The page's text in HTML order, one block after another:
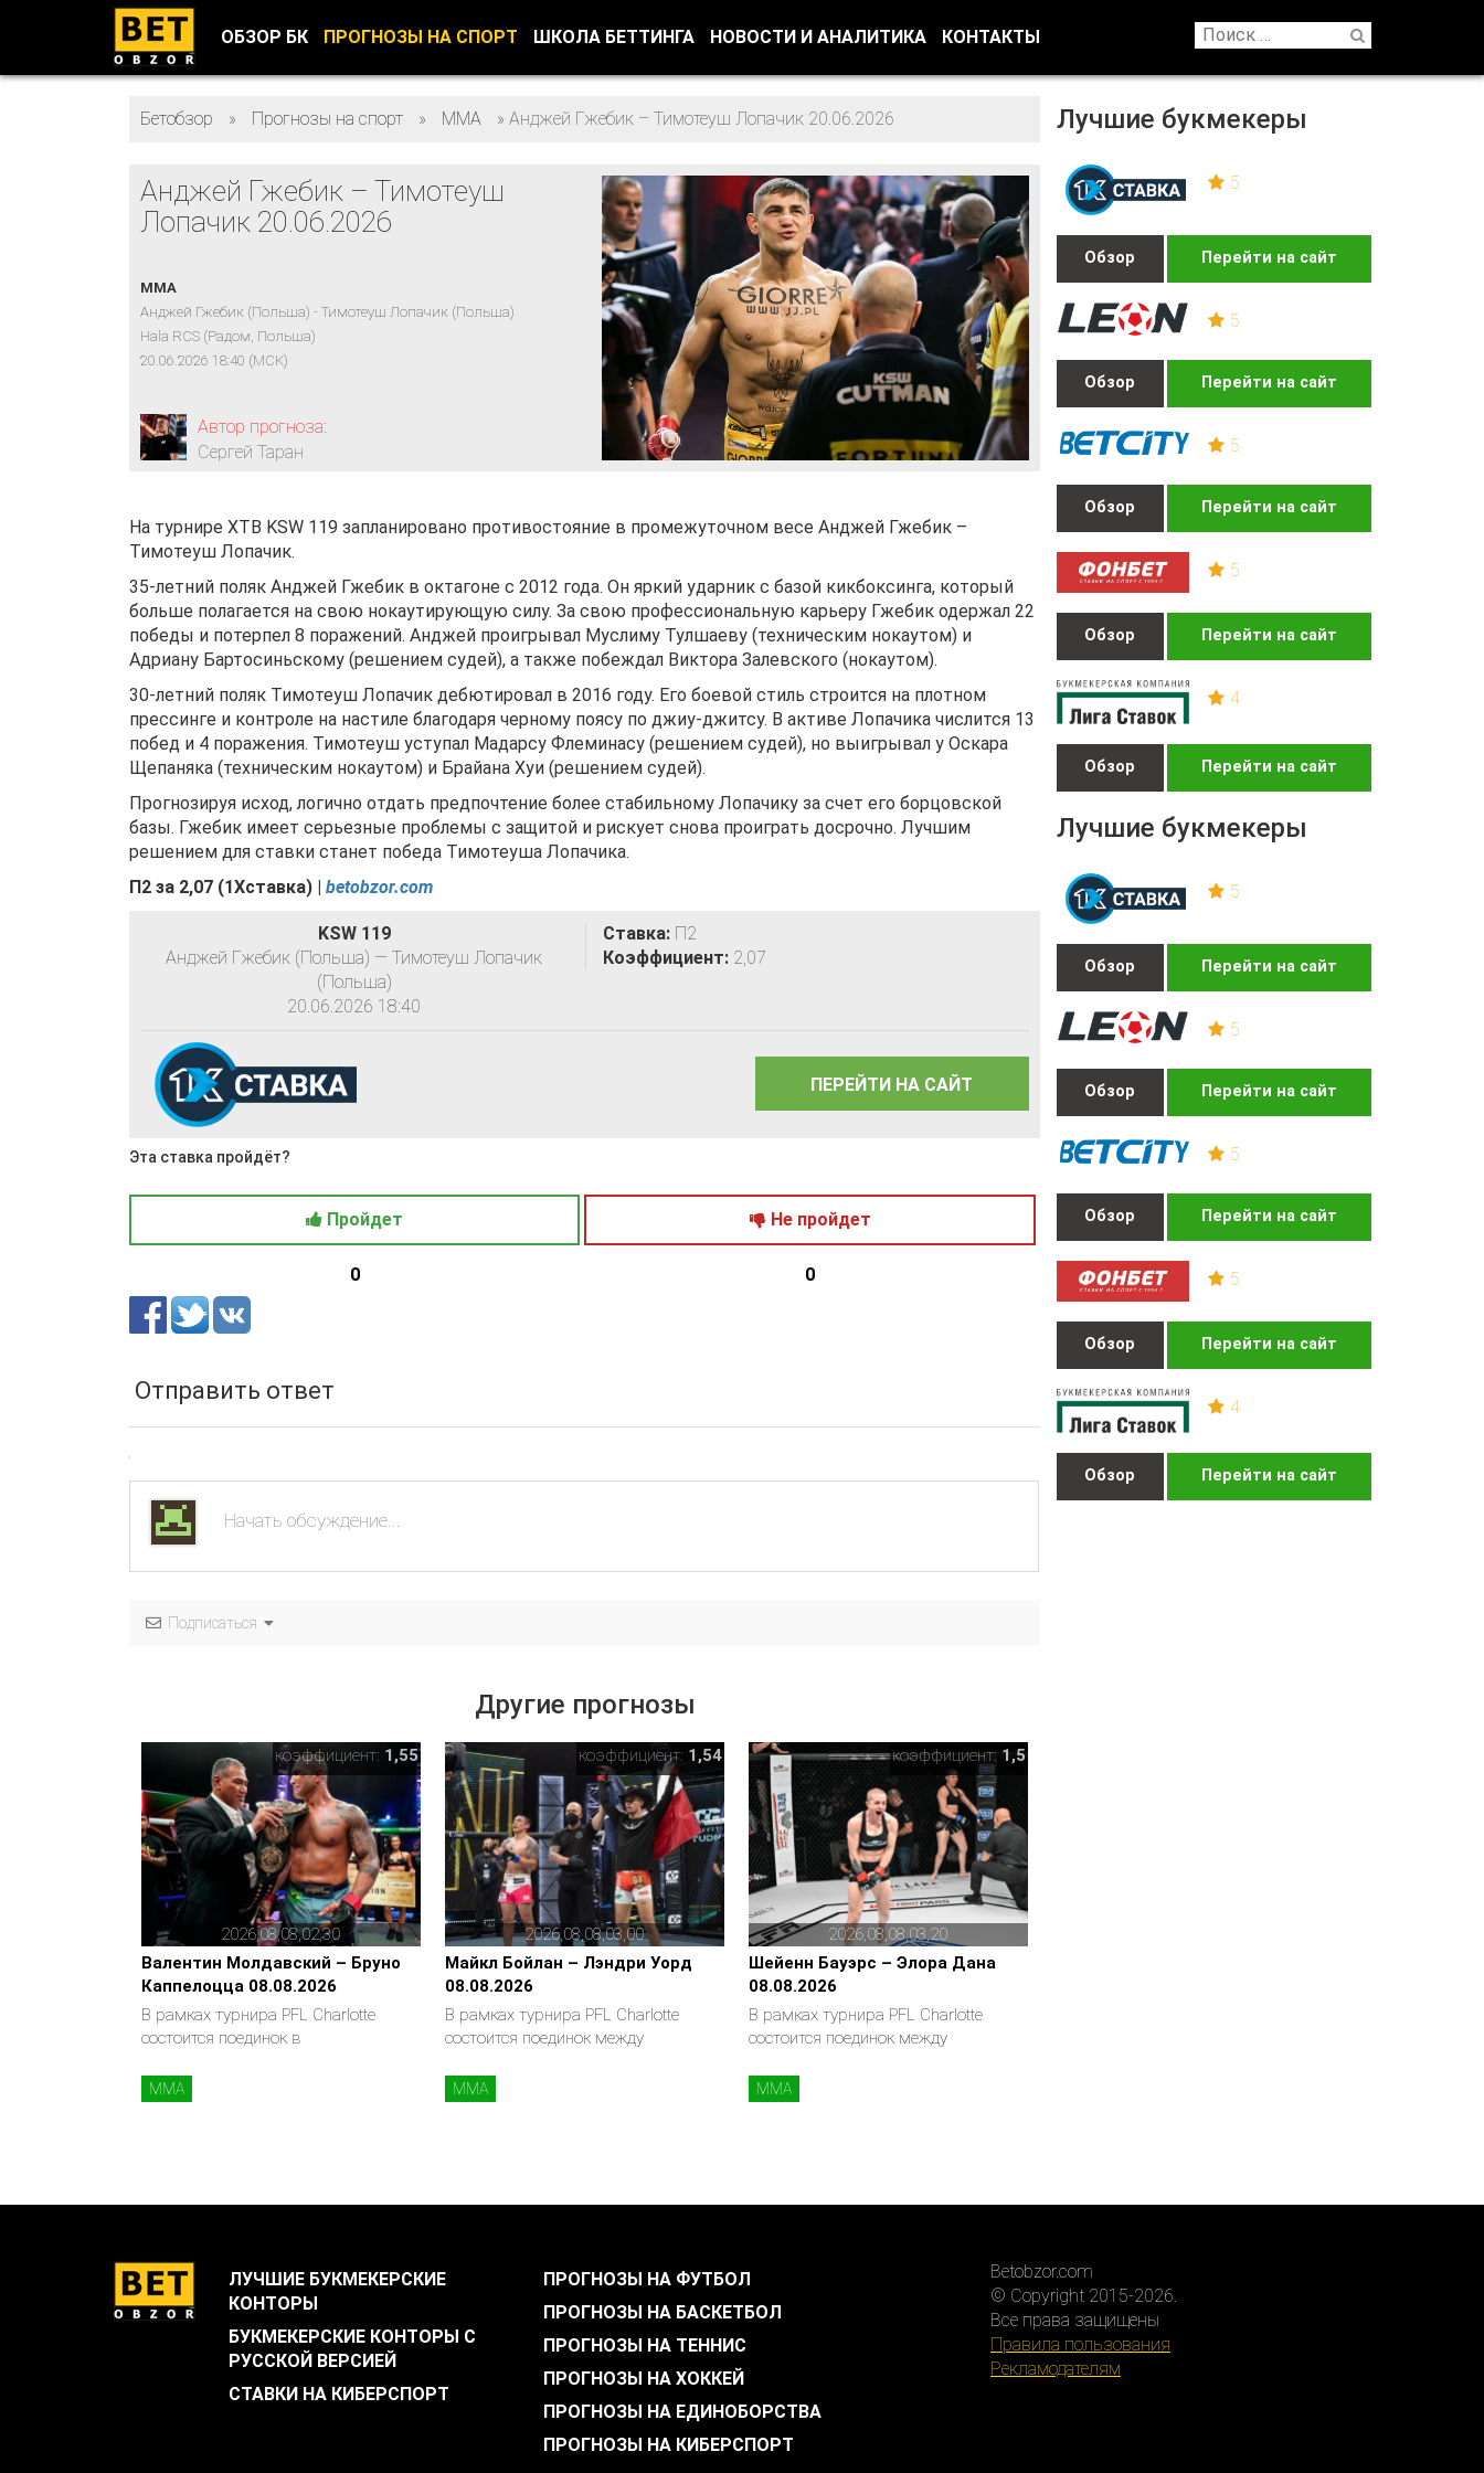
ОБЗОР БК ПРОГНОЗЫ НА СПОРТ ШКОЛА БЕТТИНГА НОВОСТИ И АНАЛИТИКА КОНТАКТЫ
Лучшие букмекеры
5
Обзор Перейти на сайт
5
Обзор Перейти на сайт
5
Обзор Перейти на сайт
5
Обзор Перейти на сайт
4
Обзор Перейти на сайт
Лучшие букмекеры
5
Обзор Перейти на сайт
5
Обзор Перейти на сайт
5
Обзор Перейти на сайт
5
Обзор Перейти на сайт
4
Обзор Перейти на сайт
Бетобзор » Прогнозы на спорт » ММА » Анджей Гжебик – Тимотеуш Лопачик 20.06.2026
Анджей Гжебик – Тимотеуш
Лопачик 20.06.2026
MMA
Анджей Гжебик (Польша) - Тимотеуш Лопачик (Польша)
Hala RCS (Радом, Польша)
20.06.2026 18:40 (МСК)
Автор прогноза:
Сергей Таран
На турнире XTB KSW 119 запланировано противостояние в промежуточном весе Анджей Гжебик –
Тимотеуш Лопачик.
35-летний поляк Анджей Гжебик в октагоне с 2012 года. Он яркий ударник с базой кикбоксинга, который
больше полагается на свою нокаутирующую силу. За свою профессиональную карьеру Гжебик одержал 22
победы и потерпел 8 поражений. Анджей проигрывал Муслиму Тулшаеву (техническим нокаутом) и
Адриану Бартосиньскому (решением судей), а также побеждал Виктора Залевского (нокаутом).
30-летний поляк Тимотеуш Лопачик дебютировал в 2016 году. Его боевой стиль строится на плотном
прессинге и контроле на настиле благодаря черному поясу по джиу-джитсу. В активе Лопачика числится 13
побед и 4 поражения. Тимотеуш уступал Мадарсу Флеминасу (решением судей), но выигрывал у Оскара
Щепаняка (техническим нокаутом) и Брайана Хуи (решением судей).
Прогнозируя исход, логично отдать предпочтение более стабильному Лопачику за счет его борцовской
базы. Гжебик имеет серьезные проблемы с защитой и рискует снова проиграть досрочно. Лучшим
решением для ставки станет победа Тимотеуша Лопачика.
П2 за 2,07 (1Хставка) | betobzor.com
KSW 119
Анджей Гжебик (Польша) — Тимотеуш Лопачик
(Польша)
20.06.2026 18:40
Ставка:П2
Коэффициент:2,07
ПЕРЕЙТИ НА САЙТ
Эта ставка пройдёт?
Пройдет
0
Не пройдет
0
Отправить ответ
Подписаться
Другие прогнозы
2026,08,08,02,30
коэффициент: 1,55
Валентин Молдавский – Бруно
Каппелоцца 08.08.2026
В рамках турнира PFL Charlotte
состоится поединок в
MMA
2026,08,08,03,00
коэффициент: 1,54
Майкл Бойлан – Лэндри Уорд
08.08.2026
В рамках турнира PFL Charlotte
состоится поединок между
MMA
2026,08,08,03,20
коэффициент: 1,5
Шейенн Бауэрс – Элора Дана
08.08.2026
В рамках турнира PFL Charlotte
состоится поединок между
MMA
ЛУЧШИЕ БУКМЕКЕРСКИЕ
КОНТОРЫ
БУКМЕКЕРСКИЕ КОНТОРЫ С
РУССКОЙ ВЕРСИЕЙ
СТАВКИ НА КИБЕРСПОРТ
ПРОГНОЗЫ НА ФУТБОЛ
ПРОГНОЗЫ НА БАСКЕТБОЛ
ПРОГНОЗЫ НА ТЕННИС
ПРОГНОЗЫ НА ХОККЕЙ
ПРОГНОЗЫ НА ЕДИНОБОРСТВА
ПРОГНОЗЫ НА КИБЕРСПОРТ
Betobzor.com
© Copyright 2015-2026.
Все права защищены
Правила пользования
Рекламодателям